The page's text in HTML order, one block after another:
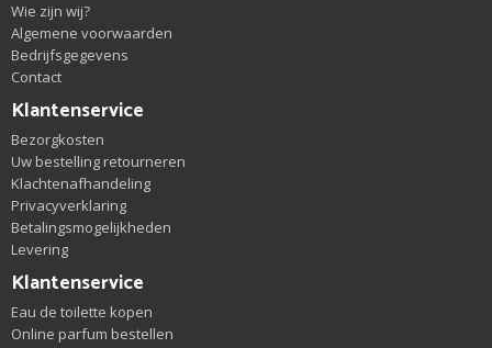
Wie zijn wij?
Algemene voorwaarden
Bedrijfsgegevens
Contact
Klantenservice
Bezorgkosten
Uw bestelling retourneren
Klachtenafhandeling
Privacyverklaring
Betalingsmogelijkheden
Levering
Klantenservice
Eau de toilette kopen
Online parfum bestellen